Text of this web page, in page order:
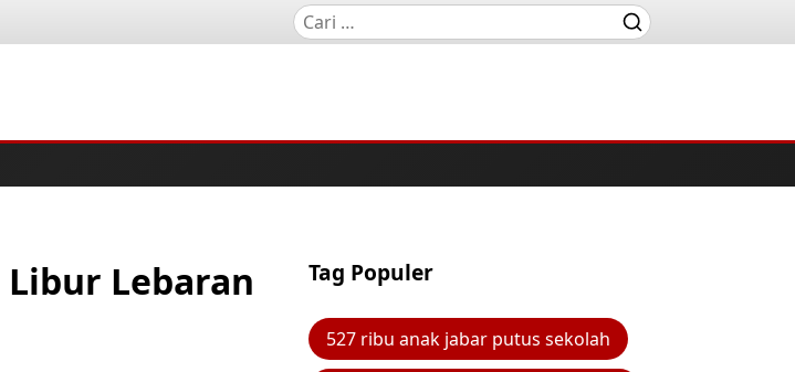
Lebaran Tag Populer
527 ribu anak jabar putus sekolah